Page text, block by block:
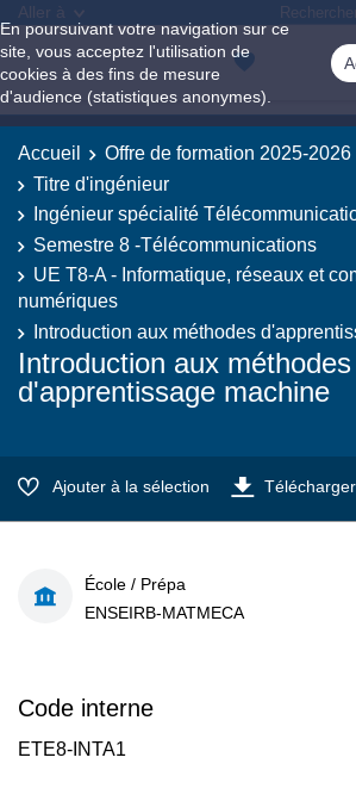
En poursuivant votre navigation sur ce
site, vous acceptez l'utilisation de
cookies à des fins de mesure
d'audience (statistiques anonymes).
Aller à
Accueil
Offre de formation 2025-2026
Titre d'ingénieur
Ingénieur spécialité
Semestre 8 -Télécommunications
UE T8-A - Informatique, réseaux et
numériques
Introduction aux méthodes
Introduction aux méthodes
d'apprentissage machine
Ajouter à la sélection Télécharger
École / Prépa
ENSEIRB-MATMECA
Code interne
ETE8-INTA1